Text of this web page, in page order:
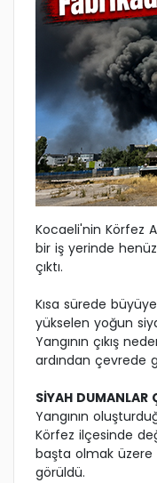
Kocaeli'nin Körfez
bir iş yerinde
çıktı.
Kısa sürede
yükselen yoğun
Yangının çıkış
ardından çevrede
SİYAH DUMANLAR
Yangının
Körfez ilçesinde
başta olmak
görüldü.